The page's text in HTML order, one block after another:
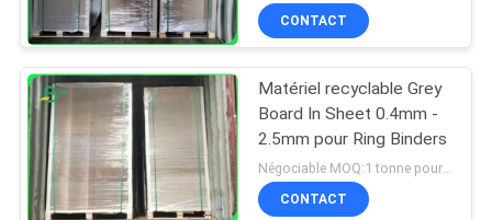
CONTACT
Matériel recyclable Grey
Board In Sheet 0.4mm -
2.5mm pour Ring Binders
Négociable MOQ:1 tonne pour la taille commune et 10 tonnes pour la taille spéciale
CONTACT